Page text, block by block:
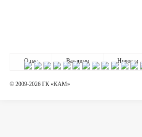
О нас Вакансии Новости
© 2009-2026 ГК «КАМ»